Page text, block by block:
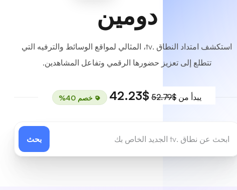
دومين
استكشف امتداد النطاق .tv، المثالي لمواقع الوسائط والترفيه التي
تتطلع إلى تعزيز حضورها الرقمي وتفاعل المشاهدين.
يبدأ من $52.79
$42.23 خصم 40%
بحث